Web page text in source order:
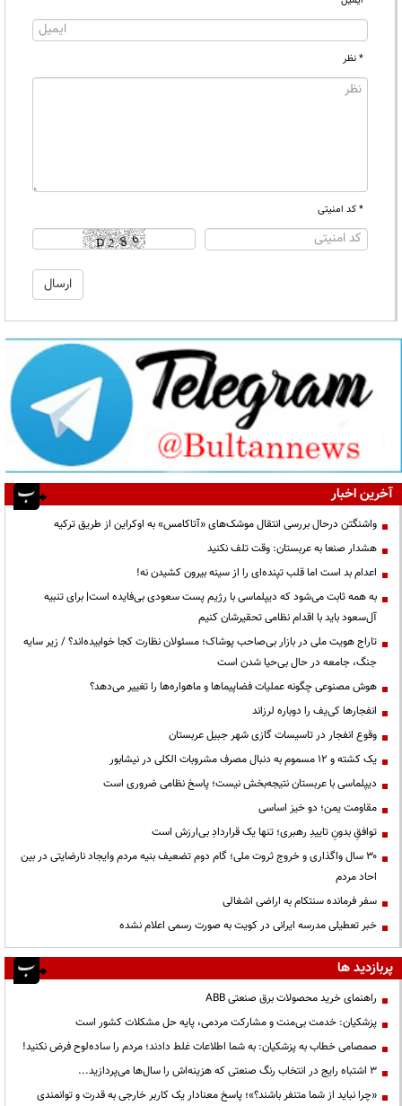
* نظر
* کد امنیتی
آخرین اخبار
واشنگتن درحال بررسی انتقال موشک‌های «آتاکامس» به اوکراین از طریق ترکیه
هشدار صنعا به عربستان: وقت تلف نکنید
اعدام بد است اما قلب تپنده‌ای را از سینه بیرون کشیدن نه!
به همه ثابت می‌شود که دیپلماسی با رژیم پست سعودی بی‌فایده است| برای تنبیه
آل‌سعود باید با اقدام نظامی تحقیرشان کنیم
تاراج هویت ملی در بازار بی‌صاحب پوشاک؛ مسئولان نظارت کجا خوابیده‌اند؟ / زیر سایه
جنگ، جامعه در حال بی‌حیا شدن است
هوش مصنوعی چگونه عملیات فضاپیماها و ماهواره‌ها را تغییر می‌دهد؟
انفجارها کی‌یف را دوباره لرزاند
وقوع انفجار در تاسیسات گازی شهر جبیل عربستان
یک کشته و ۱۲ مسموم به دنبال مصرف مشروبات الکلی در نیشابور
دیپلماسی با عربستان نتیجه‌بخش نیست؛ پاسخ نظامی ضروری است
مقاومت یمن؛ دو خیز اساسی
توافقِ بدونِ تاییدِ رهبری؛ تنها یک قراردادِ بی‌ارزش است
۳۰ سال واگذاری و خروج ثروت ملی؛ گام دوم تضعیف بنیه مردم وایجاد نارضایتی در بین
احاد مردم
سفر فرمانده سنتکام به اراضی اشغالی
خبر تعطیلی مدرسه ایرانی در کویت به صورت رسمی اعلام نشده
پربازدید ها
راهنمای خرید محصولات برق صنعتی ABB
پزشکیان: خدمت بی‌منت و مشارکت مردمی، پایه حل مشکلات کشور است
صمصامی خطاب به پزشکیان: به شما اطلاعات غلط دادند؛ مردم را ساده‌لوح فرض نکنید!
3 اشتباه رایج در انتخاب رنگ صنعتی که هزینه‌اش را سال‌ها می‌پردازید...
«چرا نباید از شما متنفر باشند؟»؛ پاسخ معنادار یک کاربر خارجی به قدرت و توانمندی